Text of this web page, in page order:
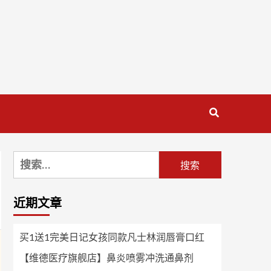
搜
索：
近期文章
买1送1完美日记女孩同款凡士林润唇膏口红
【维德医疗旗舰店】鼻炎喷雾冲洗通鼻剂